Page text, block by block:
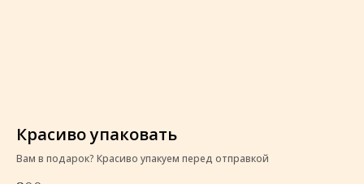
Красиво упаковать
Вам в подарок? Красиво упакуем перед отправкой